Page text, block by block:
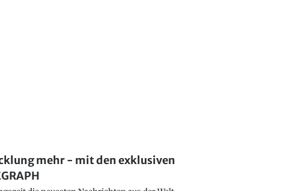
mehr - mit den exklusiven